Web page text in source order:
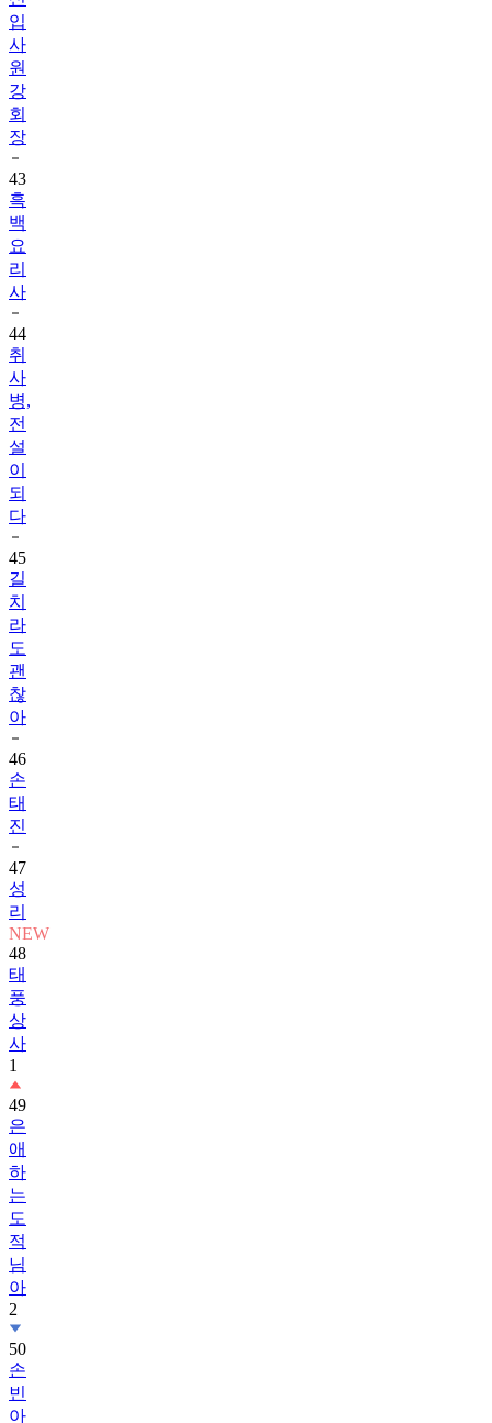
입
사
원
강
회
장
43
흑
백
요
리
사
44
취
사
병,
전
설
이
되
다
45
길
치
라
도
괜
찮
아
46
손
태
진
47
성
리
NEW
48
태
풍
상
사
1
49
은
애
하
는
도
적
님
아
2
50
손
빈
아